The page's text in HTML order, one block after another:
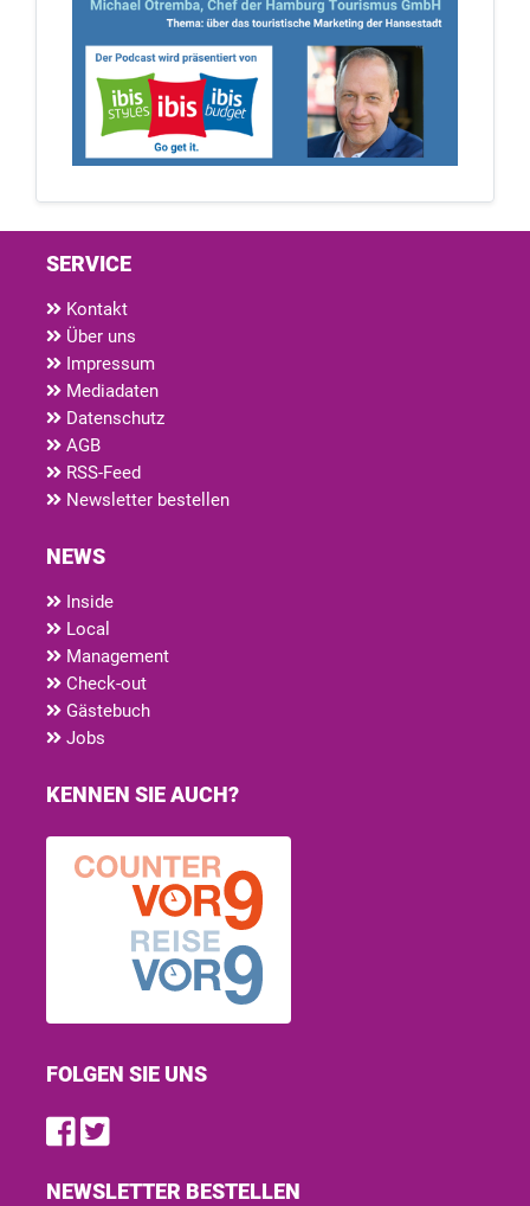
SERVICE
Kontakt
Über uns
Impressum
Mediadaten
Datenschutz
AGB
RSS-Feed
Newsletter bestellen
NEWS
Inside
Local
Management
Check-out
Gästebuch
Jobs
KENNEN SIE AUCH?
FOLGEN SIE UNS
Find us on Facebook
Follow us on Twitter
NEWSLETTER BESTELLEN